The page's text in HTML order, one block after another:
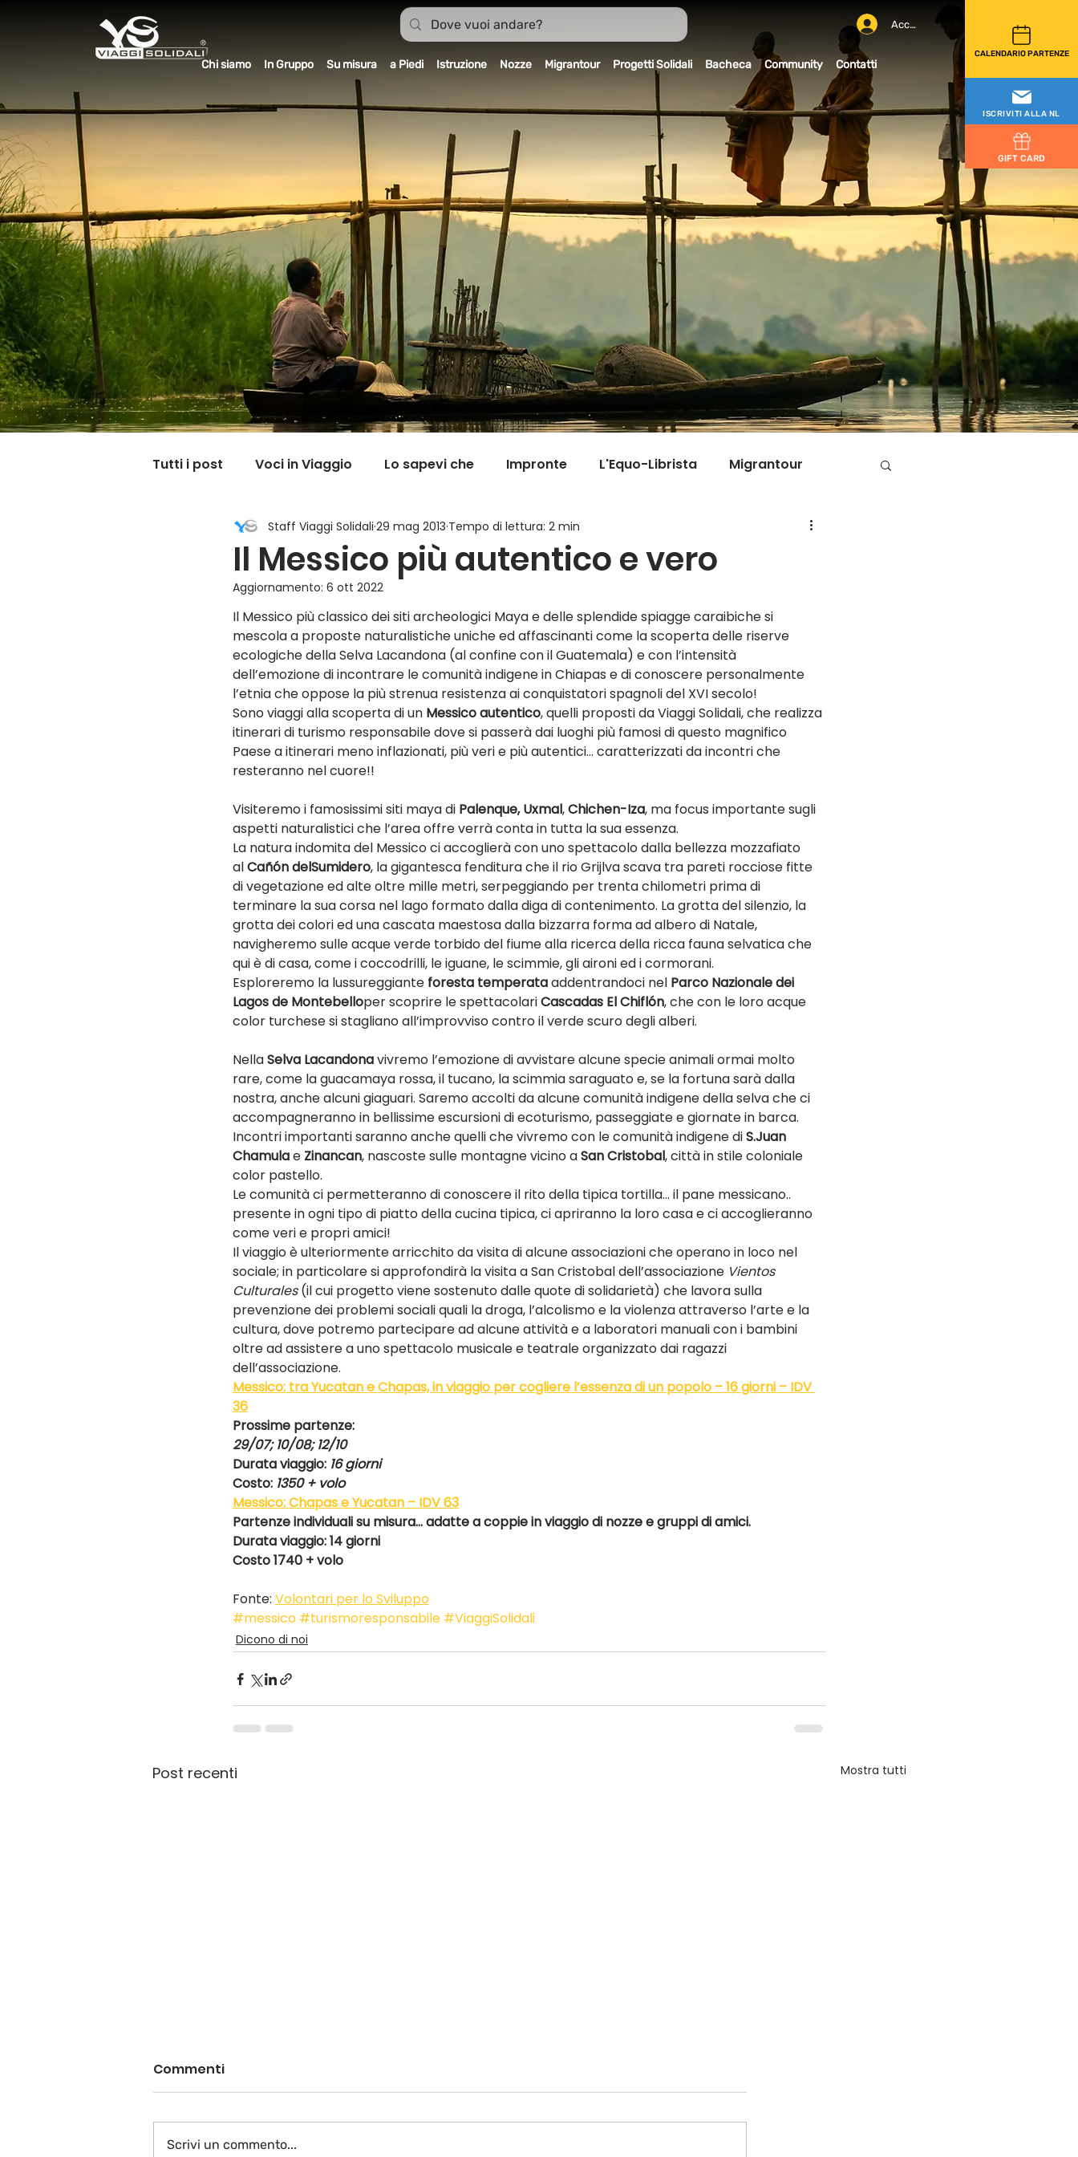
CALENDARIO PARTENZE
Accedi
ISCRIVITI ALLA NL
GIFT CARD
Chi siamo In Gruppo Su misura a Piedi Istruzione Nozze Migrantour Progetti Solidali Bacheca Community Contatti
Tutti i post Voci in Viaggio Lo sapevi che Impronte L'Equo-Librista Migrantour
Dicono di noi Carnet Good News I Viaggi della Tarta
Il mondo @ casa mia Il mondo fuori mi aspetta
Il Messico più autentico e vero
Staff Viaggi Solidali 29 mag 2013 Tempo di lettura: 2 min
Aggiornamento: 6 ott 2022
Il Messico più classico dei siti archeologici Maya e delle splendide spiagge caraibiche si
mescola a proposte naturalistiche uniche ed affascinanti come la scoperta delle riserve
ecologiche della Selva Lacandona (al confine con il Guatemala) e con l’intensità
dell’emozione di incontrare le comunità indigene in Chiapas e di conoscere personalmente
l’etnia che oppose la più strenua resistenza ai conquistatori spagnoli del XVI secolo!
Sono viaggi alla scoperta di un Messico autentico, quelli proposti da Viaggi Solidali, che realizza
itinerari di turismo responsabile dove si passerà dai luoghi più famosi di questo magnifico
Paese a itinerari meno inflazionati, più veri e più autentici… caratterizzati da incontri che
resteranno nel cuore!!
Visiteremo i famosissimi siti maya di Palenque, Uxmal, Chichen-Iza, ma focus importante sugli
aspetti naturalistici che l’area offre verrà conta in tutta la sua essenza.
La natura indomita del Messico ci accoglierà con uno spettacolo dalla bellezza mozzafiato
al Cañón delSumidero, la gigantesca fenditura che il rio Grijlva scava tra pareti rocciose fitte
di vegetazione ed alte oltre mille metri, serpeggiando per trenta chilometri prima di
terminare la sua corsa nel lago formato dalla diga di contenimento. La grotta del silenzio, la
grotta dei colori ed una cascata maestosa dalla bizzarra forma ad albero di Natale,
navigheremo sulle acque verde torbido del fiume alla ricerca della ricca fauna selvatica che
qui è di casa, come i coccodrilli, le iguane, le scimmie, gli aironi ed i cormorani.
Esploreremo la lussureggiante foresta temperata addentrandoci nel Parco Nazionale dei
Lagos de Montebelloper scoprire le spettacolari Cascadas El Chiflón, che con le loro acque
color turchese si stagliano all’improvviso contro il verde scuro degli alberi.
Nella Selva Lacandona vivremo l’emozione di avvistare alcune specie animali ormai molto
rare, come la guacamaya rossa, il tucano, la scimmia saraguato e, se la fortuna sarà dalla
nostra, anche alcuni giaguari. Saremo accolti da alcune comunità indigene della selva che ci
accompagneranno in bellissime escursioni di ecoturismo, passeggiate e giornate in barca.
Incontri importanti saranno anche quelli che vivremo con le comunità indigene di S.Juan
Chamula e Zinancan, nascoste sulle montagne vicino a San Cristobal, città in stile coloniale
color pastello.
Le comunità ci permetteranno di conoscere il rito della tipica tortilla… il pane messicano..
presente in ogni tipo di piatto della cucina tipica, ci apriranno la loro casa e ci accoglieranno
come veri e propri amici!
Il viaggio è ulteriormente arricchito da visita di alcune associazioni che operano in loco nel
sociale; in particolare si approfondirà la visita a San Cristobal dell’associazione Vientos
Culturales (il cui progetto viene sostenuto dalle quote di solidarietà) che lavora sulla
prevenzione dei problemi sociali quali la droga, l’alcolismo e la violenza attraverso l’arte e la
cultura, dove potremo partecipare ad alcune attività e a laboratori manuali con i bambini
oltre ad assistere a uno spettacolo musicale e teatrale organizzato dai ragazzi
dell’associazione.
Messico: tra Yucatan e Chapas, in viaggio per cogliere l’essenza di un popolo – 16 giorni – IDV
36
Prossime partenze:
29/07; 10/08; 12/10
Durata viaggio: 16 giorni
Costo: 1350 + volo
Messico: Chapas e Yucatan – IDV 63
Partenze individuali su misura… adatte a coppie in viaggio di nozze e gruppi di amici.
Durata viaggio: 14 giorni
Costo 1740 + volo
Fonte: Volontari per lo Sviluppo
#messico #turismoresponsabile #ViaggiSolidali
Dicono di noi
Post recenti Mostra tutti
A voi la parola…
Commenti
Scrivi un commento...